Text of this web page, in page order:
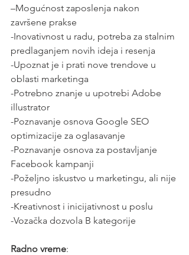
–Mogućnost zaposlenja nakon
završene prakse
-Inovativnost u radu, potreba za stalnim
predlaganjem novih ideja i resenja
-Upoznat je i prati nove trendove u
oblasti marketinga
-Potrebno znanje u upotrebi Adobe
illustrator
-Poznavanje osnova Google SEO
optimizacije za oglasavanje
-Poznavanje osnova za postavljanje
Facebook kampanji
-Poželjno iskustvo u marketingu, ali nije
presudno
-Kreativnost i inicijativnost u poslu
-Vozačka dozvola B kategorije
Radno vreme: